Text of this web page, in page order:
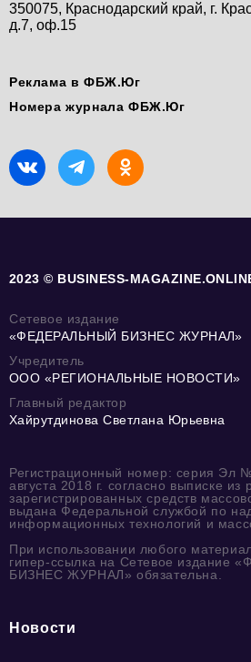
350075, Краснодарский край, г.
д.7, оф.15
Реклама в ФБЖ.Юг
Номера журнала ФБЖ.Юг
2023 © BUSINESS-
Сетевое издание
«ФЕДЕРАЛЬНЫЙ БИЗНЕС ЖУРНАЛ»
Учредитель
ООО «РЕГИОНАЛЬНЫЕ НОВОСТИ»
Главный редактор
Хайрутдинова Светлана Юрьевна
Регистрационный номер: серия Эл
августа 2018 г. согласно выписке из
зарегистрированных средств
выдана Федеральной службой по
информационных технологий и
При использовании любого
гипер-ссылка на Сетевое издание
БИЗНЕС ЖУРНАЛ» обязательна.
Новости